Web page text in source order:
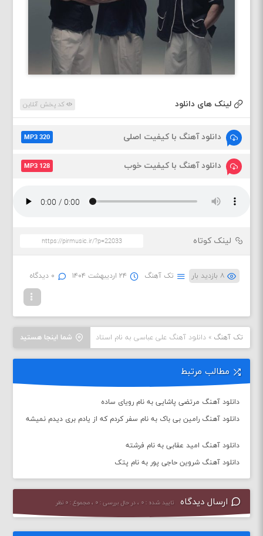
لینک های دانلود کد پخش آنلاین
دانلود آهنگ با کیفیت اصلی MP3 320
دانلود آهنگ با کیفیت خوب MP3 128
لینک کوتاه
۸ بازدید بار تک آهنگ ۲۴ اردیبهشت ۱۴۰۴ ۰ دیدگاه
شما اینجا هستید تک آهنگ »دانلود آهنگ علی عباسی به نام استاد
مطالب مرتبط
دانلود آهنگ مرتضی پاشایی به نام رویای ساده
دانلود آهنگ رامین بی باک به نام سفر کردم که از یادم بری دیدم نمیشه
دانلود آهنگ امید عقابی به نام فرشته
دانلود آهنگ شروین حاجی پور به نام پتک
ارسال دیدگاه تایید شده : ۰ ، در حال بررسی : ۰ ، مجموع : ۰ نظر